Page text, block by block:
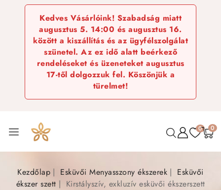
Kedves Vásárlóink! Szabadság miatt
augusztus 5. 14:00 és augusztus 16.
között a kiszállítás és az ügyfélszolgálat
szünetel. Az ez idő alatt beérkező
rendeléseket és üzeneteket augusztus
17-től dolgozzuk fel. Köszönjük a
türelmet!
0 0
Kezdőlap Esküvői Menyasszony ékszerek
Esküvői
ékszer szett
Kirstályszív, exkluzív esküvői ékszerszett